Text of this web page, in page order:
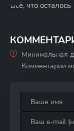
Всё, что осталось
Минимальная
Комментарии